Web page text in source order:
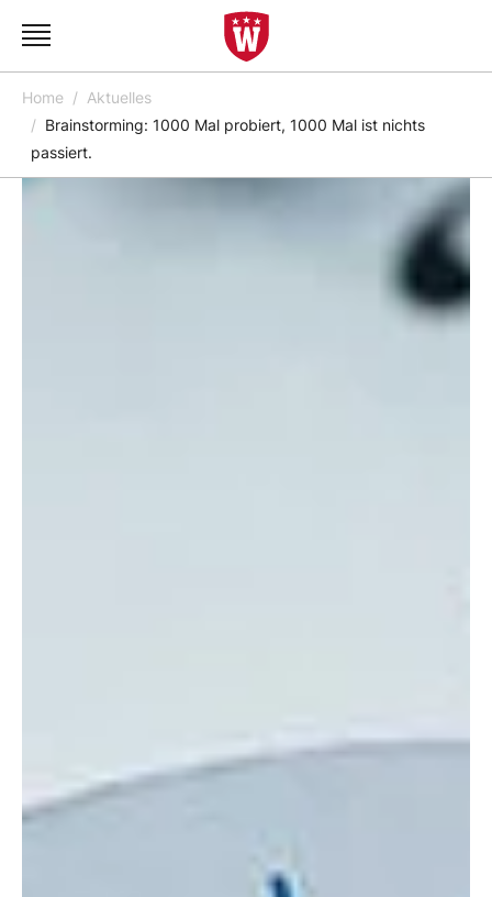
Home
Aktuelles
Brainstorming: 1000 Mal probiert, 1000 Mal ist nichts
passiert.